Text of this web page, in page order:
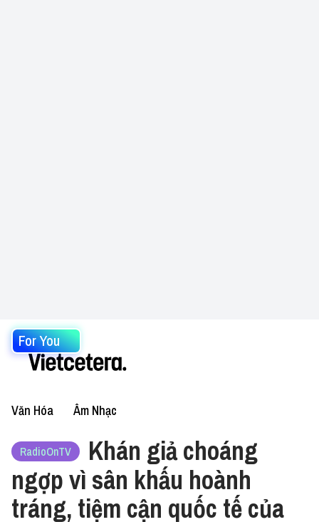
For You
Văn Hóa Âm Nhạc
RadioOnTV
Khán giả choáng
ngợp vì sân khấu hoành
tráng, tiệm cận quốc tế của